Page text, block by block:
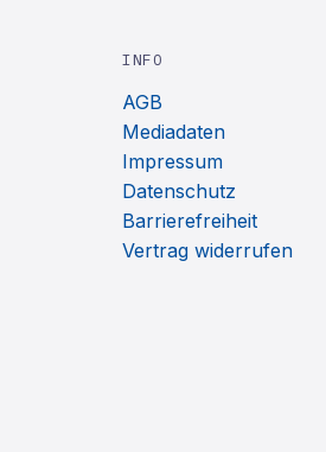
INFO
AGB
Mediadaten
Impressum
Datenschutz
Barrierefreiheit
Vertrag widerrufen